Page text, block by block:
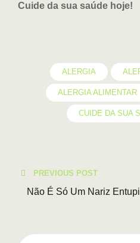
Cuide da sua saúde hoje!
ALERGIA
ALERGIA ALIMENTAR
CUIDE DA SUA
de
PREVIOUS POST
Não É Só Um Nariz